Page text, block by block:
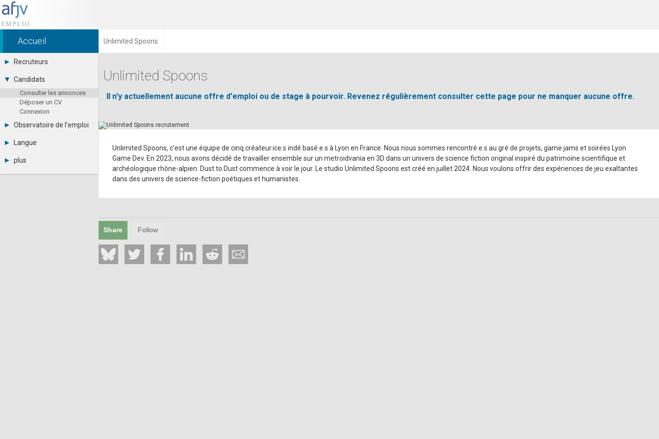
Accueil Unlimited Spoons
Recruteurs
Déposer une annonce
Tarifs
Interface recruteur
Candidats
Consulter les annonces
Déposer un CV
Connexion
Observatoire de l'emploi
Par métier
Par contrat
Langue
Español
plus
Actualités
Unlimited Spoons
Il n'y actuellement aucune offre d'emploi ou de stage à pourvoir. Revenez régulièrement consulter cette page pour ne manquer aucune offre.
Unlimited Spoons, c'est une équipe de cinq créateur.ice.s indé basé.e.s à Lyon en France. Nous nous sommes rencontré.e.s au gré de projets, game jams et soirées Lyon
Game Dev. En 2023, nous avons décidé de travailler ensemble sur un metroidvania en 3D dans un univers de science fiction original inspiré du patrimoine scientifique et
archéologique rhône-alpien. Dust to Dust commence à voir le jour. Le studio Unlimited Spoons est créé en juillet 2024. Nous voulons offrir des expériences de jeu exaltantes
dans des univers de science-fiction poétiques et humanistes.
Share Follow